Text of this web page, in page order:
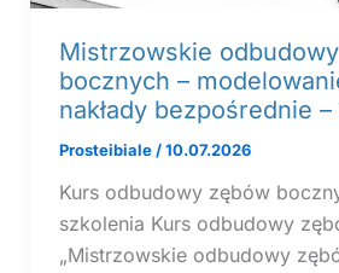
Mistrzowskie
bocznych –
nakłady bezpośrednie
Prosteibiale /10.07.2026
Kurs odbudowy zębów
szkolenia Kurs odbudowy
„Mistrzowskie odbudowy